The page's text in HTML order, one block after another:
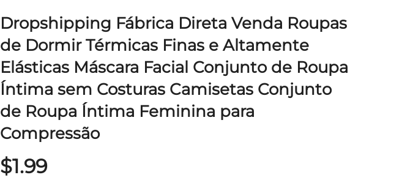
Dropshipping Fábrica Direta Venda Roupas
de Dormir Térmicas Finas e Altamente
Elásticas Máscara Facial Conjunto de Roupa
Íntima sem Costuras Camisetas Conjunto
de Roupa Íntima Feminina para
Compressão
$1.99